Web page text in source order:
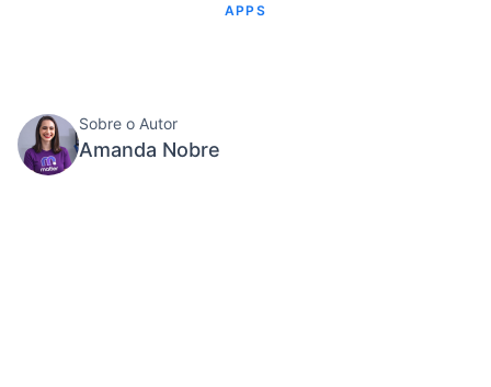
APPS
Sobre o Autor
Amanda Nobre